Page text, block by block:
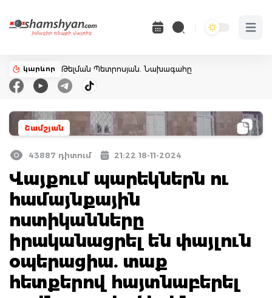
Open
կարևոր Թելման Պետրոսյան. Նախագահը
Շամշյան
43887 դիտում 21:22 18-11-2024
Վայքում պարեկներն ու
համայնքային
ոստիկանները
իրականացրել են փայլուն
օպերացիա. տաք
հետքերով հայտնաբերել